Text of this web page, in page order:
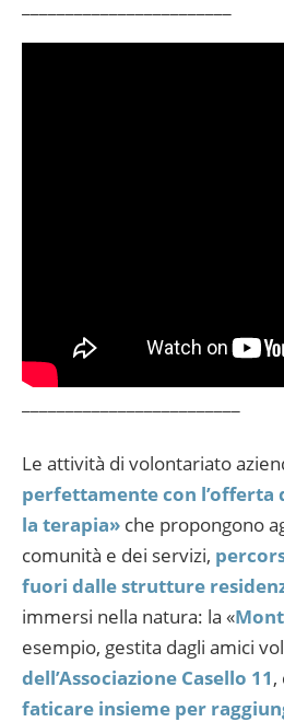
Le attività di volontariato
perfettamente con
la terapia» che propongono
comunità e dei servizi,
fuori dalle strutture
immersi nella natura: la «
esempio, gestita dagli amici
dell’Associazione Casello 11,
faticare insieme per